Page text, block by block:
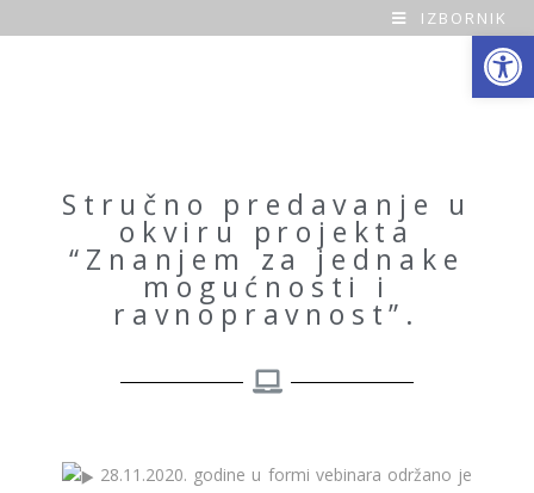
Open toolbar
O
IZBORNIK
Stručno predavanje u
okviru projekta
“Znanjem za jednake
mogućnosti i
ravnopravnost”.
28.11.2020. godine u formi vebinara održano je